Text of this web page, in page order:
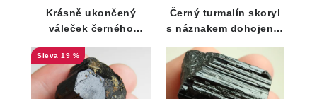
Krásně ukončený
váleček černého
limonitem
19 %
Černý turmalín skoryl
s náznakem dohojení -